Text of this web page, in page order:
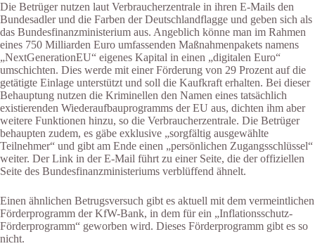
Die Betrüger nutzen laut Verbraucherzentrale in ihren E-Mails den
Bundesadler und die Farben der Deutschlandflagge und geben sich als
das Bundesfinanzministerium aus. Angeblich könne man im Rahmen
eines 750 Milliarden Euro umfassenden Maßnahmenpakets namens
„NextGenerationEU“ eigenes Kapital in einen „digitalen Euro“
umschichten. Dies werde mit einer Förderung von 29 Prozent auf die
getätigte Einlage unterstützt und soll die Kaufkraft erhalten. Bei dieser
Behauptung nutzen die Kriminellen den Namen eines tatsächlich
existierenden Wiederaufbauprogramms der EU aus, dichten ihm aber
weitere Funktionen hinzu, so die Verbraucherzentrale. Die Betrüger
behaupten zudem, es gäbe exklusive „sorgfältig ausgewählte
Teilnehmer“ und gibt am Ende einen „persönlichen Zugangsschlüssel“
weiter. Der Link in der E-Mail führt zu einer Seite, die der offiziellen
Seite des Bundesfinanzministeriums verblüffend ähnelt.
Einen ähnlichen Betrugsversuch gibt es aktuell mit dem vermeintlichen
Förderprogramm der KfW-Bank, in dem für ein „Inflationsschutz-
Förderprogramm“ geworben wird. Dieses Förderprogramm gibt es so
nicht.